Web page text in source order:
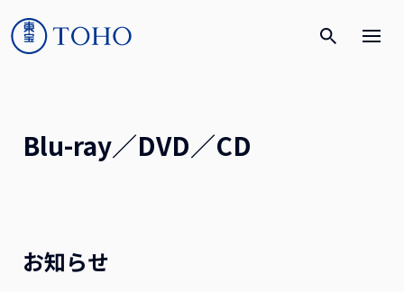
Blu-ray／DVD／CD
お知らせ